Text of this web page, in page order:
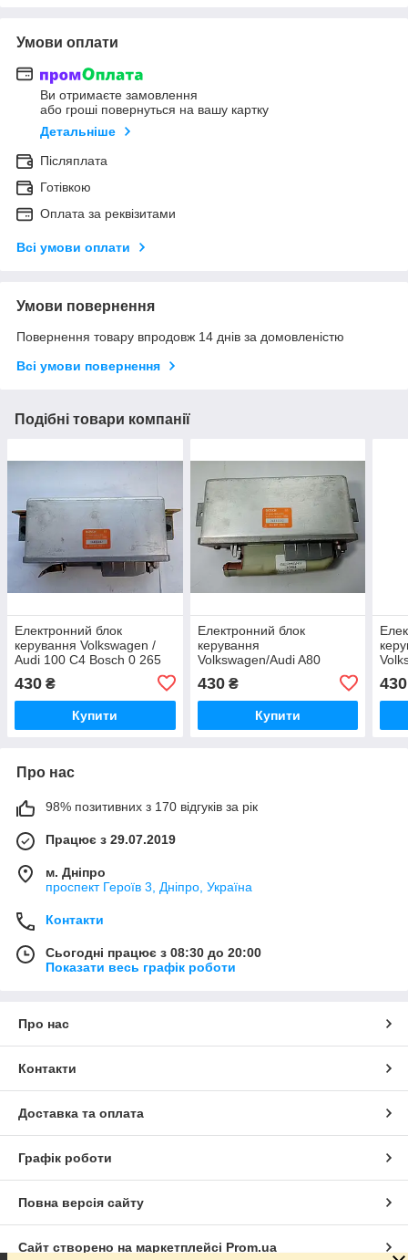
Умови оплати
Ви отримаєте замовлення
або гроші повернуться на вашу картку
Детальніше
Післяплата
Готівкою
Оплата за реквізитами
Всі умови оплати
Умови повернення
Повернення товару впродовж 14 днів за домовленістю
Всі умови повернення
Подібні товари компанії
Електронний блок
керування Volkswagen /
Audi 100 C4 Bosch 0 265
100 037 / 443 907 379 C
430 ₴
Купити
Електронний блок
керування
Volkswagen/Audi A80
0265100037 Bosch 0 265
100 037 / 443907379C
430₴
Купити
100
430
Про нас
98% позитивних з 170 відгуків за рік
Працює з 29.07.2019
м. Дніпро
проспект Героїв 3, Дніпро, Україна
Контакти
Сьогодні працює з 08:30 до 20:00
Показати весь графік роботи
Про нас
Контакти
Доставка та оплата
Графік роботи
Повна версія сайту
Сайт створено на маркетплейсі Prom.ua